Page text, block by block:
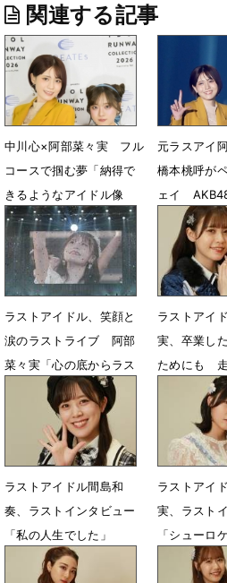
関連する記事
中川心×阿部菜々実 フル
コースで掴む夢「納得で
きるようなアイドル像
を」
4月12日 23時20分
元ラスアイ
橋本桃呼が
ェイ
フルコース
3月15日 18
ラストアイドル、笑顔と
涙のラストライブ 阿部
菜々実「心の底からラス
アイで良かった」
5月29日 22時58分
ラストアイ
実、卒業し
ためにも
5月13日 18
ラストアイドル間島和
奏、ラストインタビュー
「私の人生でした」
5月12日 18時01分
ラストアイ
実、ラスト
「シューロ
5月12日 18